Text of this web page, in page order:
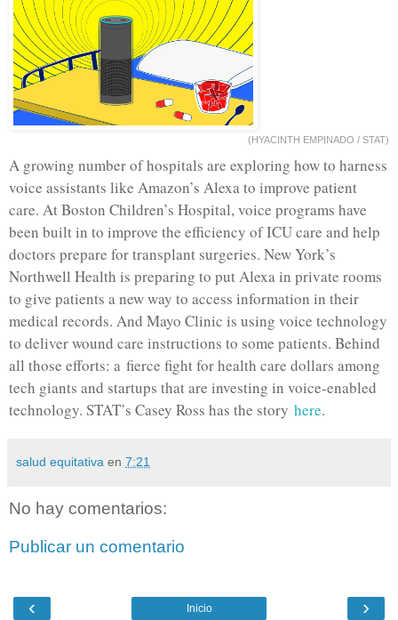
(HYACINTH EMPINADO / STAT)
A growing number of hospitals are exploring how to harness
voice assistants like Amazon’s Alexa to improve patient
care. At Boston Children’s Hospital, voice programs have
been built in to improve the efficiency of ICU care and help
doctors prepare for transplant surgeries. New York’s
Northwell Health is preparing to put Alexa in private rooms
to give patients a new way to access information in their
medical records. And Mayo Clinic is using voice technology
to deliver wound care instructions to some patients. Behind
all those efforts: a fierce fight for health care dollars among
tech giants and startups that are investing in voice-enabled
technology. STAT’s Casey Ross has the story here.
salud equitativa en 7:21
No hay comentarios:
Publicar un comentario
‹ ›
Inicio